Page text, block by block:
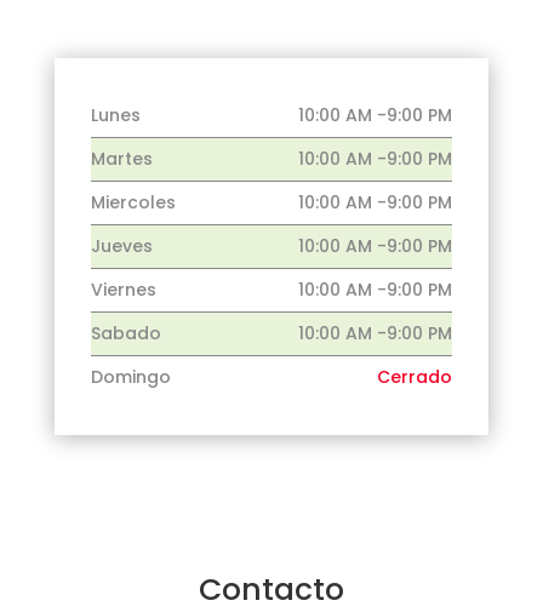
Lunes
10:00 AM -9:00 PM
Martes
10:00 AM -9:00 PM
Miercoles
10:00 AM -9:00 PM
Jueves
10:00 AM -9:00 PM
Viernes
10:00 AM -9:00 PM
Sabado
10:00 AM -9:00 PM
Domingo
Cerrado
Contacto